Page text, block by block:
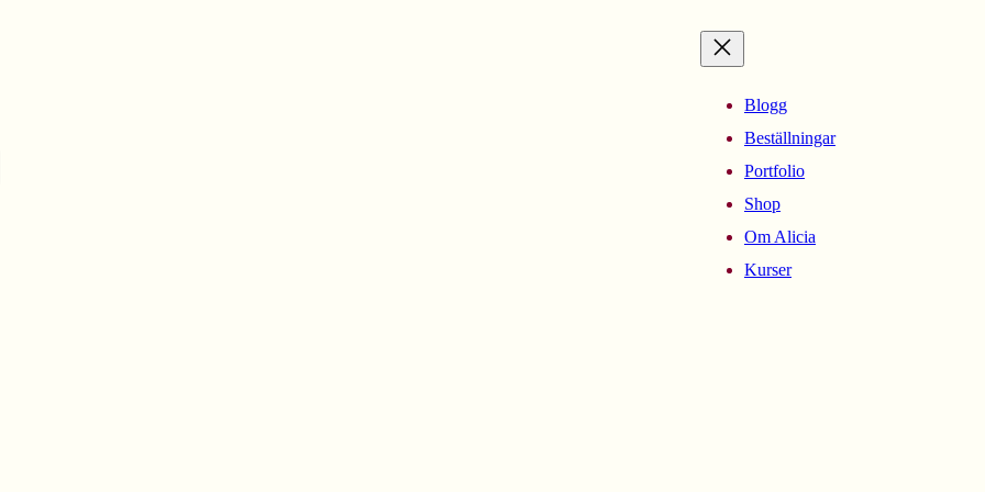
Blogg
Beställningar
Portfolio
Shop
Om Alicia
Kurser